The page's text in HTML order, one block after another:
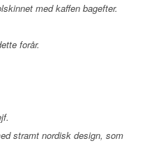
med kaffen bagefter.
forår.
stramt nordisk design, som